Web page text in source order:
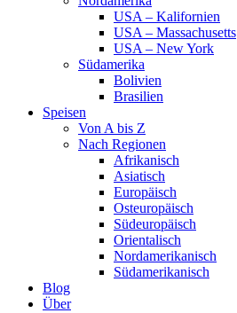
USA – Kalifornien
USA – Massachusetts
USA – New York
Südamerika
Bolivien
Brasilien
Speisen
Von A bis Z
Nach Regionen
Afrikanisch
Asiatisch
Europäisch
Osteuropäisch
Südeuropäisch
Orientalisch
Nordamerikanisch
Südamerikanisch
Blog
Über